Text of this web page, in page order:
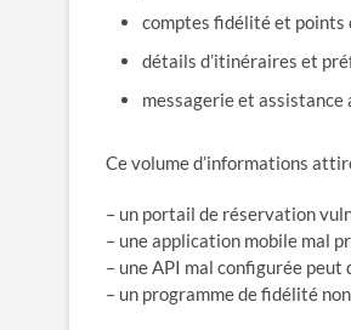
comptes fidélité et points
détails d’itinéraires et
messagerie et
Ce volume d’informations
– un portail de réservation
– une application mobile mal
– une API mal configurée
– un programme de fidélité